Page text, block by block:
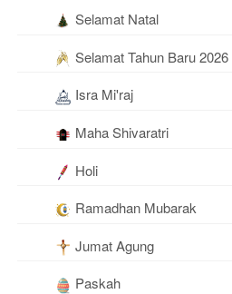
Selamat Natal
Selamat Tahun Baru 2026
Isra Mi'raj
Maha Shivaratri
Holi
Ramadhan Mubarak
Jumat Agung
Paskah